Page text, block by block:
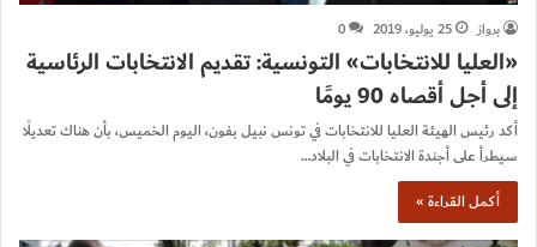
برواز
25 يوليو، 2019 0
«العليا للانتخابات» التونسية: تقديم الانتخابات الرئاسية
إلى أجل أقصاه 90 يومًا
أكد رئيس الهيئة العليا للانتخابات في تونس نبيل بفون، اليوم الخميس، بأن هناك تعديلًا
سيطرأ على أجندة الانتخابات في البلاد…
أكمل القراءة »